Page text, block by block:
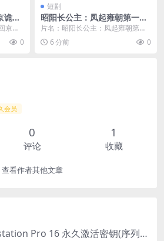
诡事
京诡
类：
0
短剧
昭阳长公主：凤起雍朝第一季
（40集）AI短剧 (2026)
片名：昭阳长公主：凤起雍朝第一
季（40集）AI短剧 (2026) 分类：短
剧 年...
6 分前 0
会员
0
评论
1
收藏
查看作者其他文章
VMware Workstation Pro 16 永久激活密钥(序列号)